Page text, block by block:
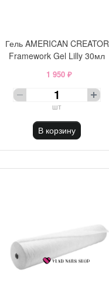
Гель AMERICAN CREATOR
Framework Gel Lilly 30мл
1 950 ₽
шт
В корзину